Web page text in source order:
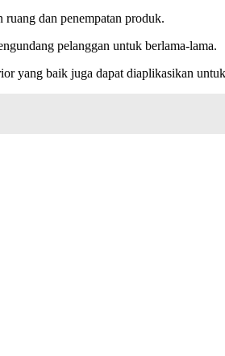
dan penempatan produk.
pelanggan untuk berlama-lama.
yang baik juga dapat diaplikasikan